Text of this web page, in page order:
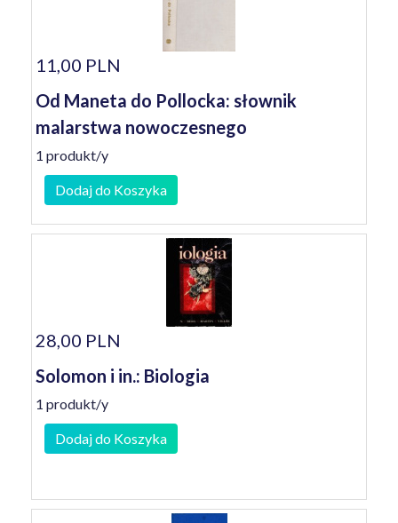
11,00 PLN
Od Maneta do Pollocka: słownik
malarstwa nowoczesnego
1 produkt/y
Dodaj do Koszyka
28,00 PLN
Solomon i in.: Biologia
1 produkt/y
Dodaj do Koszyka